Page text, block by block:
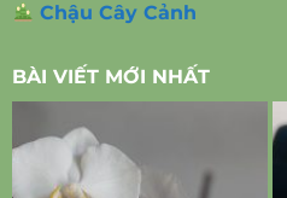
Chậu Cây Cảnh
BÀI VIẾT MỚI NHẤT